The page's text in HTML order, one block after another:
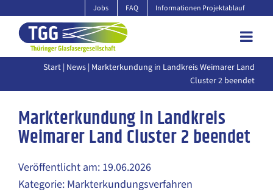
Inhalt
springen
Jobs FAQ Informationen Projektablauf
Start | News | Markterkundung in Landkreis Weimarer Land
Cluster 2 beendet
Markterkundung in Landkreis
Weimarer Land Cluster 2 beendet
Veröffentlicht am: 19.06.2026
Kategorie: Markterkundungsverfahren